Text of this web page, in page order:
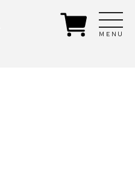
ＭＥＮＵ